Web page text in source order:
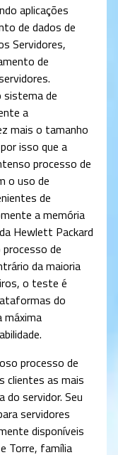
aplicações
de dados de
Servidores,
de
sistema de
a
mais o tamanho
isso que a
processo de
o uso de
de
a memória
Hewlett Packard
processo de
da maioria
o teste é
do
máxima
processo de
clientes as mais
do servidor. Seu
servidores
disponíveis
Torre, família